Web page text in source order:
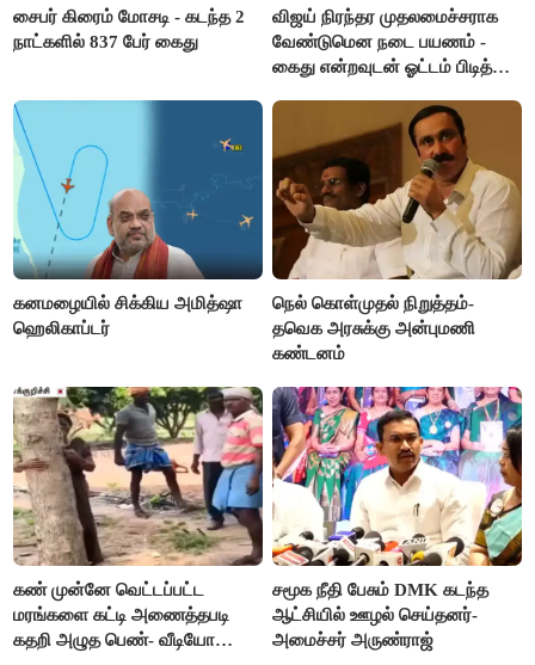
சைபர் கிரைம் மோசடி - கடந்த 2
நாட்களில் 837 பேர் கைது
விஜய் நிரந்தர முதலமைச்சராக
வேண்டுமென நடை பயணம் -
கைது என்றவுடன் ஓட்டம் பிடித்த
கனமழையில் சிக்கிய அமித்ஷா
ஹெலிகாப்டர்
நெல் கொள்முதல் நிறுத்தம்-
தவெக அரசுக்கு அன்புமணி
கண்டனம்
கண் முன்னே வெட்டப்பட்ட
மரங்களை கட்டி அணைத்தபடி
கதறி அழுத பெண்- வீடியோ
சமூக நீதி பேசும் DMK கடந்த
ஆட்சியில் ஊழல் செய்தனர்-
அமைச்சர் அருண்ராஜ்